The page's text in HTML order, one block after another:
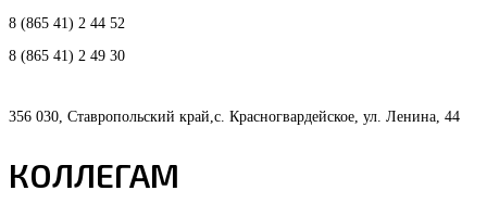
8 (865 41) 2 44 52
8 (865 41) 2 49 30
356 030, Ставропольский край,с. Красногвардейское, ул. Ленина, 44
КОЛЛЕГАМ